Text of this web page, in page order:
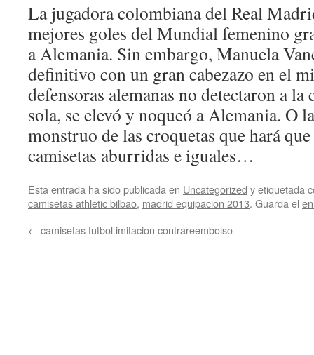
La jugadora colombiana del Real
mejores goles del Mundial femenino
a Alemania. Sin embargo, Manuela
definitivo con un gran cabezazo en el
defensoras alemanas no detectaron a
sola, se elevó y noqueó a Alemania. O
monstruo de las croquetas que hará
camisetas aburridas e iguales…
Esta entrada ha sido publicada en Uncategorized y etiquetada
camisetas athletic bilbao, madrid equipacion 2013. Guarda el
← camisetas futbol imitacion contrareembolso